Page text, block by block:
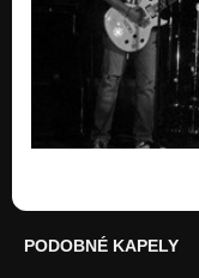
PODOBNÉ KAPELY